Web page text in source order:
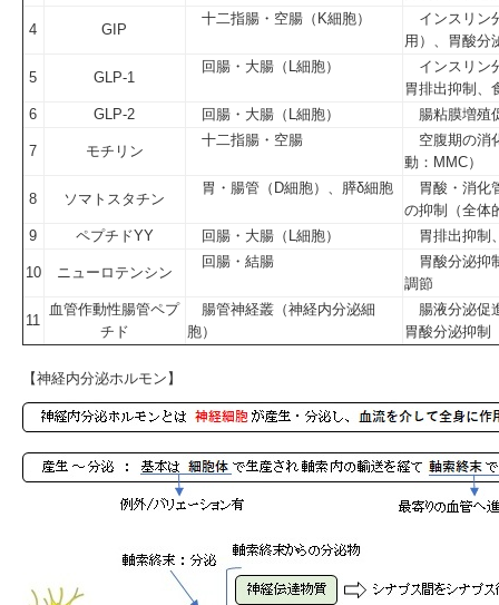
4 GIP
十二指腸・空腸（K細胞）
インスリン
用）、胃酸分
5 GLP-1
回腸・大腸（L細胞）
インスリン
胃排出抑制、
6
GLP-2 回腸・大腸（L細胞） 腸粘膜増殖
7 モチリン
十二指腸・空腸
空腹期の消
動：MMC）
8 ソマトスタチン
胃・腸管（D細胞）、膵δ細胞
胃酸・消化
の抑制（全体
9
ペプチドYY 回腸・大腸（L細胞） 胃排出抑制
10 ニューロテンシン
回腸・結腸
胃酸分泌抑
調節
11
血管作動性腸管ペプ
チド
腸管神経叢（神経内分泌細
胞）
腸液分泌促
胃酸分泌抑制
【神経内分泌ホルモン】